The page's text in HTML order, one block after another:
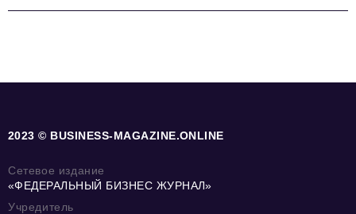
2023 © BUSINESS-MAGAZINE.ONLINE
Сетевое издание
«ФЕДЕРАЛЬНЫЙ БИЗНЕС ЖУРНАЛ»
Учредитель